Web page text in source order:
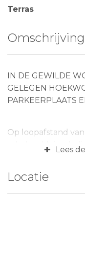
Terras
Omschrijving
IN DE GEWILDE
GELEGEN
PARKEERPLAATS
Op loopafstand
scholen,
sportfaciliteiten en
beschikt over een
eigen
+ Lees
Locatie